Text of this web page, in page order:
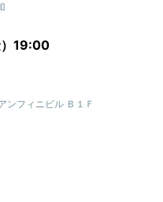
19:00
ンフィニビル Ｂ１Ｆ